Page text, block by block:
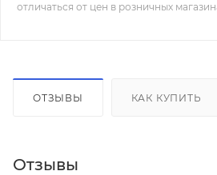
отличаться от цен в розничных
ОТЗЫВЫ КАК КУПИТЬ
Отзывы